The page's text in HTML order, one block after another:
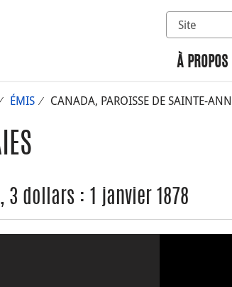
Rechercher
À PROPOS
ÉMIS CANADA, PAROISSE DE SAINTE-
3 dollars : 1 janvier 1878